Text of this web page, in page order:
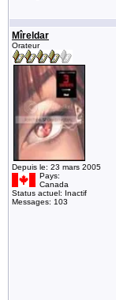
Mîreldar
Orateur
Depuis le: 23 mars 2005
Pays:
Canada
Status actuel: Inactif
Messages: 103